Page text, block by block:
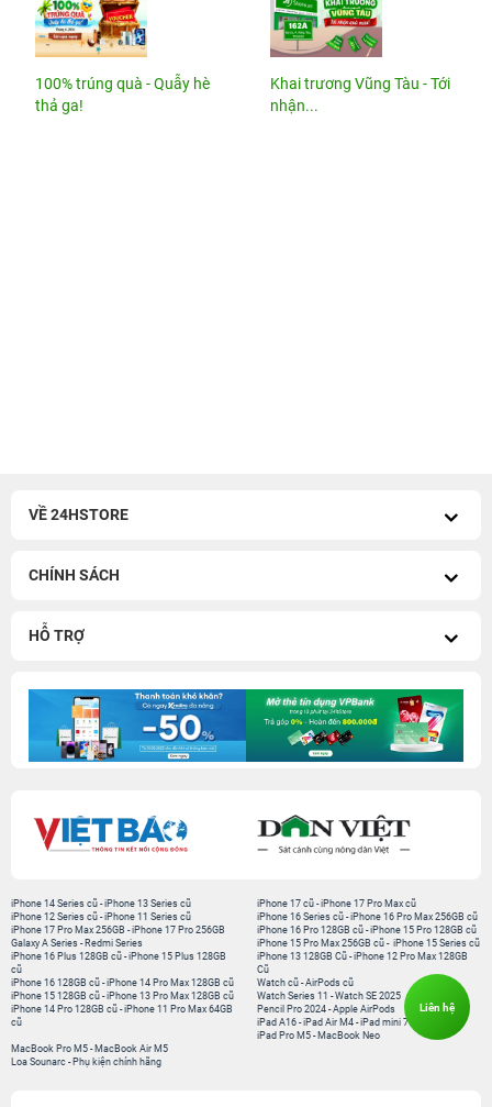
100% trúng quà - Quẫy hè
thả ga!
Khai trương Vũng Tàu - Tới
nhận...
VỀ 24HSTORE
CHÍNH SÁCH
HỖ TRỢ
iPhone 14 Series cũ -iPhone 13 Series cũ
iPhone 12 Series cũ -iPhone 11 Series cũ
iPhone 17 Pro Max 256GB -iPhone 17 Pro 256GB
Galaxy A Series - Redmi Series
iPhone 17 cũ -iPhone 17 Pro Max cũ
iPhone 16 Series cũ - iPhone 16 Pro Max 256GB cũ
iPhone 16 Pro 128GB cũ -iPhone 15 Pro 128GB cũ
iPhone 15 Pro Max 256GB cũ - iPhone 15 Series cũ
iPhone 16 Plus 128GB cũ -iPhone 15 Plus 128GB
cũ
iPhone 16 128GB cũ -iPhone 14 Pro Max 128GB cũ
iPhone 15 128GB cũ -iPhone 13 Pro Max 128GB cũ
iPhone 14 Pro 128GB cũ -iPhone 11 Pro Max 64GB
cũ
iPhone 13 128GB Cũ -iPhone 12 Pro Max 128GB
Cũ
Watch cũ -AirPods cũ
Watch Series 11 -Watch SE 2025
Pencil Pro 2024 -Apple AirPods
iPad A16 -iPad Air M4 -iPad mini 7
iPad Pro M5 - MacBook Neo
MacBook Pro M5 - MacBook Air M5
Loa Sounarc - Phụ kiện chính hãng
Liên hệ